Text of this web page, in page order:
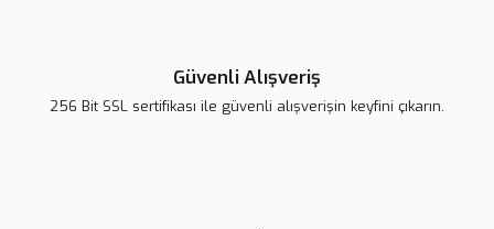
S... B... | 06/03/2025
Güvenli Alışveriş
256 Bit SSL sertifikası ile güvenli alışverişin keyfini çıkarın.